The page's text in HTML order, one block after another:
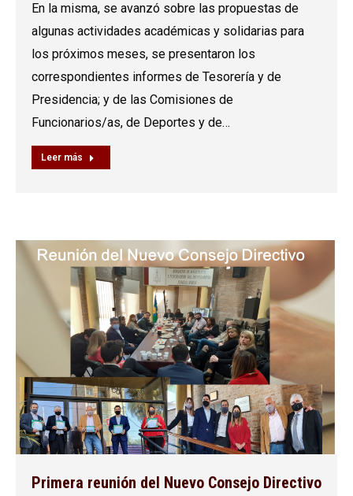
En la misma, se avanzó sobre las propuestas de
algunas actividades académicas y solidarias para
los próximos meses, se presentaron los
correspondientes informes de Tesorería y de
Presidencia; y de las Comisiones de
Funcionarios/as, de Deportes y de…
Leer más
Primera reunión del Nuevo Consejo Directivo